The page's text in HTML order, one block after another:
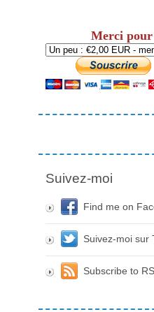
Merci pour
Suivez-moi
Find me on
Suivez-moi sur
Subscribe to